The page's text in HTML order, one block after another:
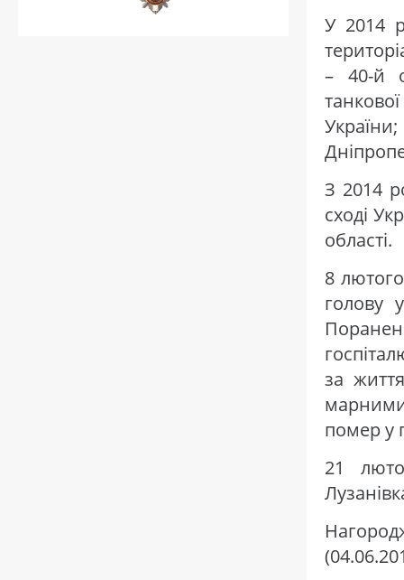
У 2014
– 40-й
З 2014
сході
області.
8
голову
за
помер у
21